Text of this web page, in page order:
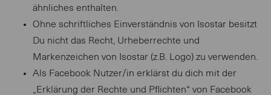
ähnliches enthalten.
Ohne schriftliches Einverständnis von Isostar besitzt
Du nicht das Recht, Urheberrechte und
Markenzeichen von Isostar (z.B. Logo) zu verwenden.
Als Facebook Nutzer/in erklärst du dich mit der
„Erklärung der Rechte und Pflichten“ von Facebook